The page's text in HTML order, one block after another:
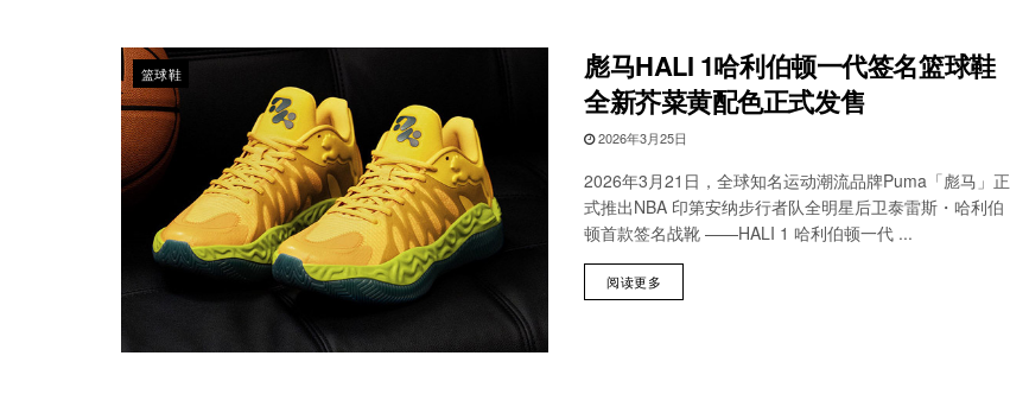
篮球鞋
彪马HALI 1哈利伯顿一代签名篮球鞋
全新芥菜黄配色正式发售
2026年3月25日
2026年3月21日，全球知名运动潮流品牌Puma「彪马」正
式推出NBA 印第安纳步行者队全明星后卫泰雷斯・哈利伯
顿首款签名战靴 ——HALI 1 哈利伯顿一代 ...
阅读更多